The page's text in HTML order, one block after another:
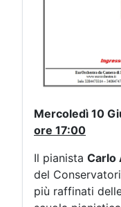
Mercoledì 10
ore 17:00
Il pianista Carlo
del
più raffinati